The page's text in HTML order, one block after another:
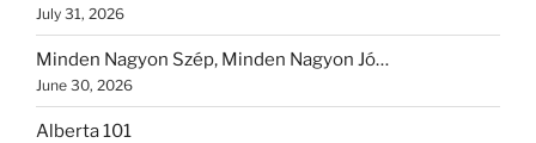
July 31, 2026
Minden Nagyon Szép, Minden Nagyon Jó…
June 30, 2026
Alberta 101